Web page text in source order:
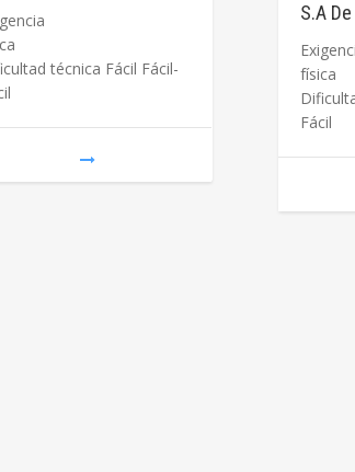
técnica Fácil Fácil-
S.A
Fácil